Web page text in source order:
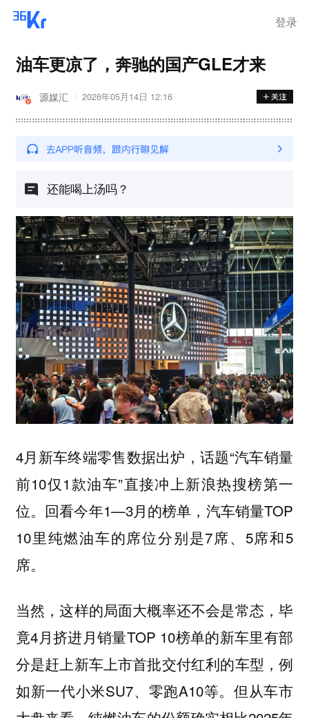
登录
油车更凉了，奔驰的国产GLE才来
源媒汇 2026年05月14日 12:16
还能喝上汤吗？
4月新车终端零售数据出炉，话题“汽车销量
前10仅1款油车”直接冲上新浪热搜榜第一
位。回看今年1—3月的榜单，汽车销量TOP
10里纯燃油车的席位分别是7席、5席和5
席。
当然，这样的局面大概率还不会是常态，毕
竟4月挤进月销量TOP 10榜单的新车里有部
分是赶上新车上市首批交付红利的车型，例
如新一代小米SU7、零跑A10等。但从车市